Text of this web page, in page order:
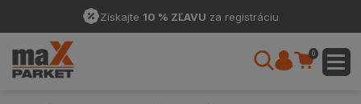
Získajte 10 % ZĽAVU za registráciu
0